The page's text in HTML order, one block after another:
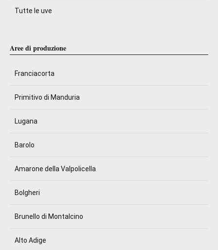
Tutte le uve
Aree di produzione
Franciacorta
Primitivo di Manduria
Lugana
Barolo
Amarone della Valpolicella
Bolgheri
Brunello di Montalcino
Alto Adige